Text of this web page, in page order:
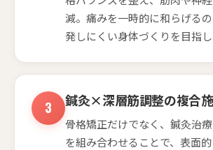
減。痛みを一時的に和らげる
発しにくい身体づくりを目指し
鍼灸×深層筋調整の複合
骨格矯正だけでなく、鍼灸治
を組み合わせることで、表面